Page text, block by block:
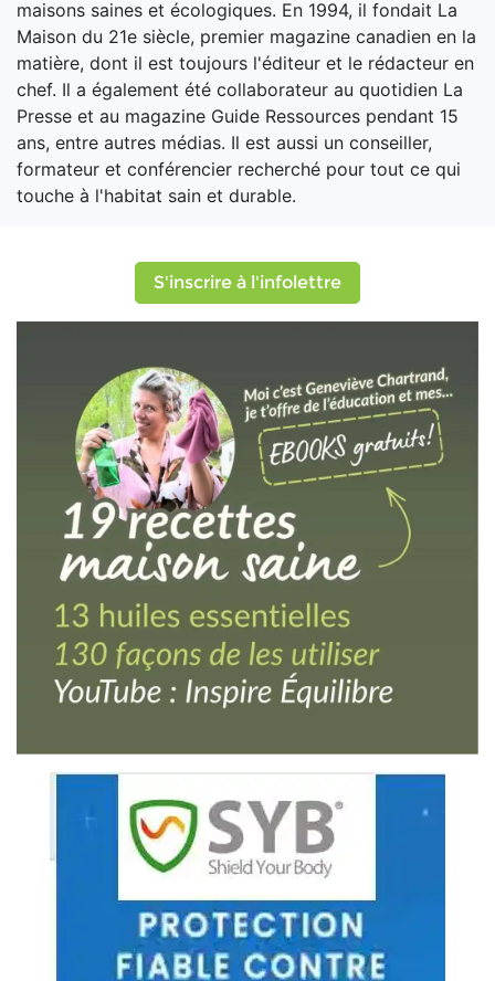
maisons saines et écologiques. En 1994, il fondait La
Maison du 21e siècle, premier magazine canadien en la
matière, dont il est toujours l'éditeur et le rédacteur en
chef. Il a également été collaborateur au quotidien La
Presse et au magazine Guide Ressources pendant 15
ans, entre autres médias. Il est aussi un conseiller,
formateur et conférencier recherché pour tout ce qui
touche à l'habitat sain et durable.
S'inscrire à l'infolettre